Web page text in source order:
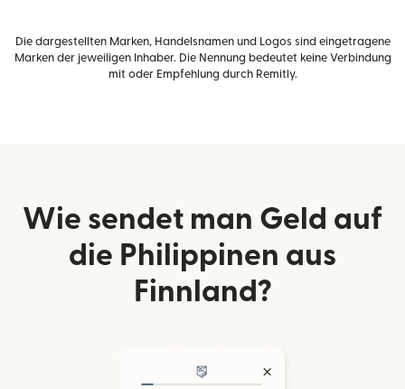
Die dargestellten Marken, Handelsnamen und Logos sind eingetragene
Marken der jeweiligen Inhaber. Die Nennung bedeutet keine Verbindung
mit oder Empfehlung durch Remitly.
Wie sendet man Geld auf
die Philippinen aus
Finnland?